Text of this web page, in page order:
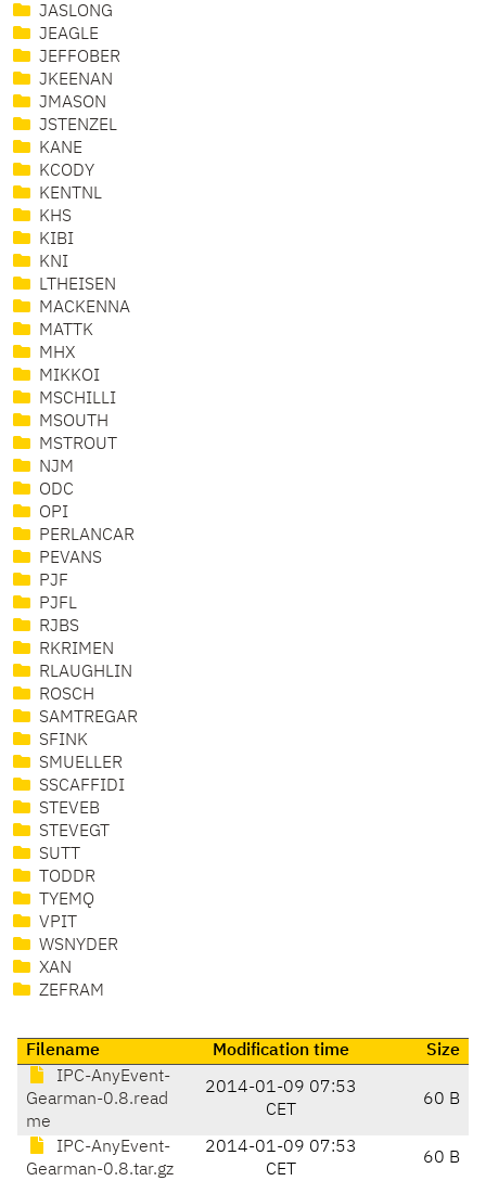
JASLONG
JEAGLE
JEFFOBER
JKEENAN
JMASON
JSTENZEL
KANE
KCODY
KENTNL
KHS
KIBI
KNI
LTHEISEN
MACKENNA
MATTK
MHX
MIKKOI
MSCHILLI
MSOUTH
MSTROUT
NJM
ODC
OPI
PERLANCAR
PEVANS
PJF
PJFL
RJBS
RKRIMEN
RLAUGHLIN
ROSCH
SAMTREGAR
SFINK
SMUELLER
SSCAFFIDI
STEVEB
STEVEGT
SUTT
TODDR
TYEMQ
VPIT
WSNYDER
XAN
ZEFRAM
Filename Modification time
Size
IPC-AnyEvent-
Gearman-0.8.read
me
2014-01-09 07:53
CET
60 B
IPC-AnyEvent-
Gearman-0.8.tar.gz
2014-01-09 07:53
CET
60 B